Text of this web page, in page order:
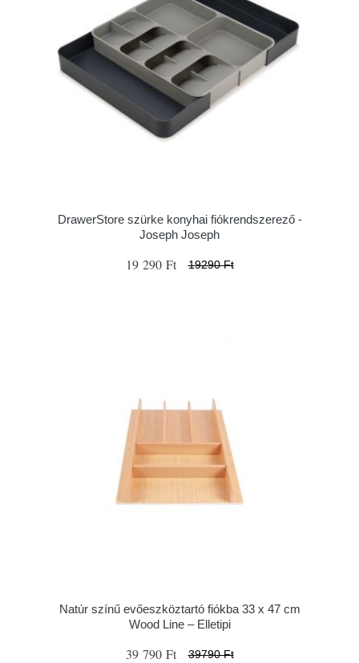
DrawerStore szürke konyhai fiókrendszerező -
Joseph Joseph
19 290 Ft 19290 Ft
Natúr színű evőeszköztartó fiókba 33 x 47 cm
Wood Line – Elletipi
39 790 Ft 39790 Ft